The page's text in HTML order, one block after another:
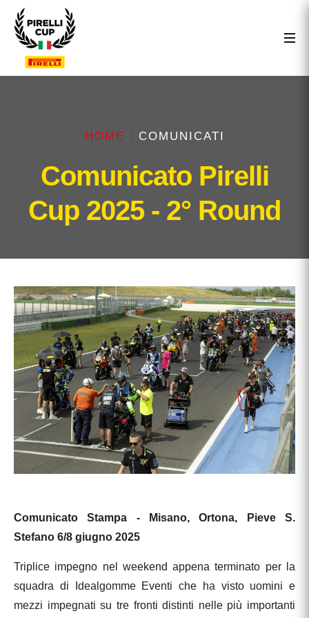
HOME COMUNICATI
Comunicato Pirelli
Cup 2025 - 2° Round
Comunicato Stampa - Misano, Ortona, Pieve S.
Stefano 6/8 giugno 2025
Triplice impegno nel weekend appena terminato per la
squadra di Idealgomme Eventi che ha visto uomini e
mezzi impegnati su tre fronti distinti nelle più importanti